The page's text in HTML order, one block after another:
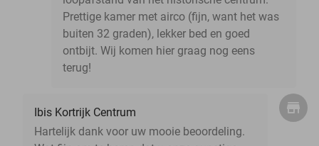
Prettige kamer met airco (fijn, want het was
buiten 32 graden), lekker bed en goed
ontbijt. Wij komen hier graag nog eens
terug!
Ibis Kortrijk Centrum
Hartelijk dank voor uw mooie beoordeling.